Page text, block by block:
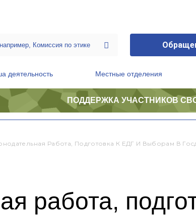
деятельность Местные отделения
ПОДДЕРЖКА УЧАСТНИКОВ
Работа, Подготовка К ЕДГ И Выборам В
работа,